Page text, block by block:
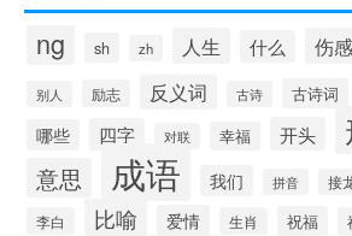
ng sh zh 人生 什么 伤感
别人 励志 反义词 古诗 古诗词
哪些 四字 对联 幸福 开头
意思 成语 我们 拼音 接
李白 比喻 爱情 生肖 祝福